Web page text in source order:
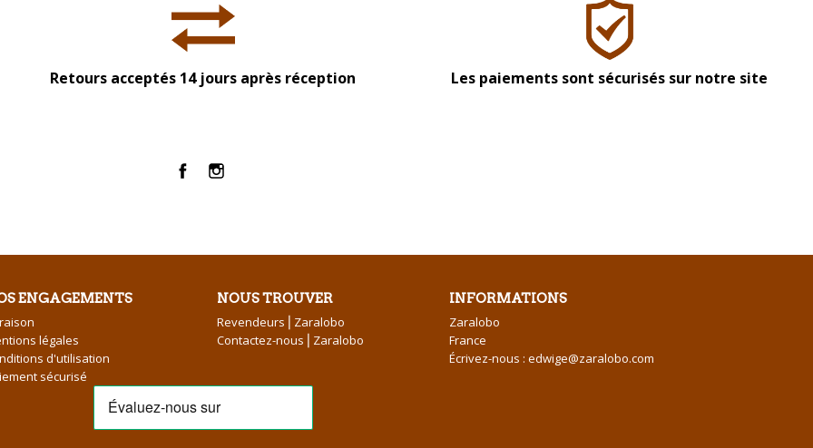
Retours acceptés 14 jours après réception Les paiements sont sécurisés sur notre site
FacebookInstagram
ENGAGEMENTS
légales
d'utilisation
sécurisé
NOUS TROUVER
Revendeurs⎪Zaralobo
Contactez-nous⎪Zaralobo
INFORMATIONS
Zaralobo
France
Écrivez-nous : edwige@zaralobo.com